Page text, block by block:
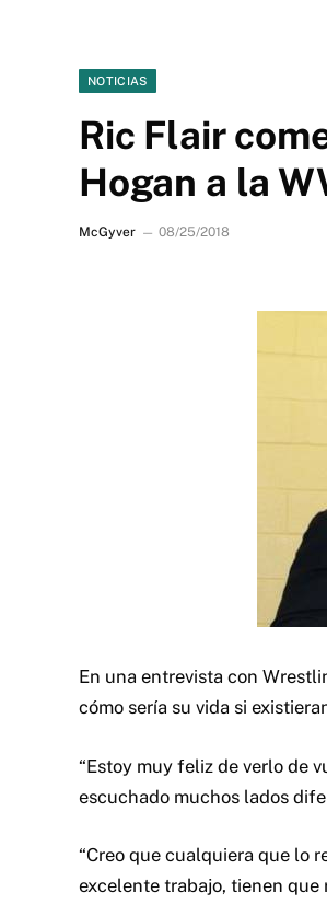
NOTICIAS
Ric Flair
Hogan a la
McGyver 08/25/2018
En una entrevista con
cómo sería su vida si
“Estoy muy feliz de verlo de
escuchado muchos lados
“Creo que cualquiera que lo
excelente trabajo, tienen que